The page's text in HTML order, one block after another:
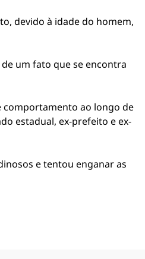
devido à idade do homem,
um fato que se encontra
comportamento ao longo de
estadual, ex-prefeito e ex-
e tentou enganar as